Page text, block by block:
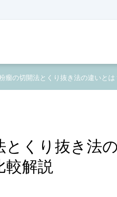
瘤の切開法とくり抜き法の違いと
とくり抜き法
較解説